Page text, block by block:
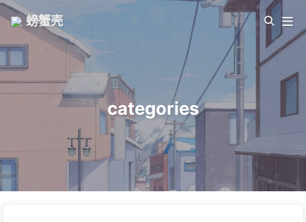
螃蟹壳
categories